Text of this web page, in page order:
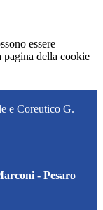
essere
pagina della cookie
e Coreutico G.
- Pesaro